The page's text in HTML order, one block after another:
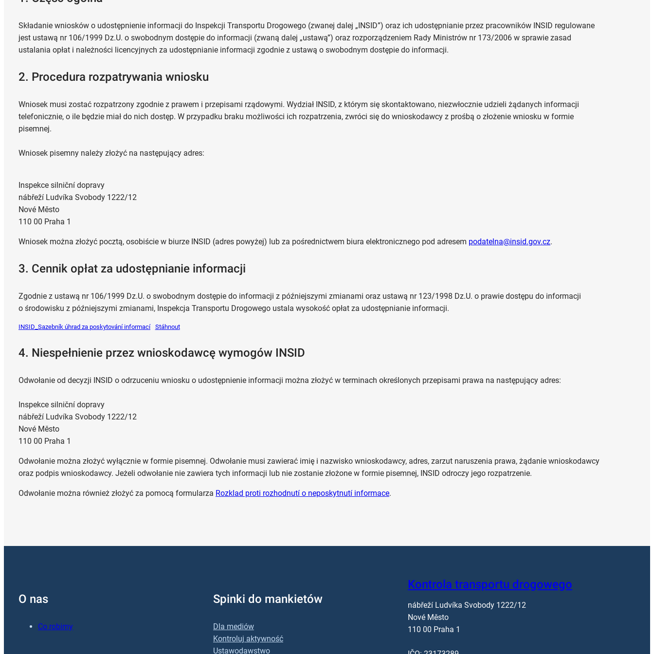
Składanie wniosków o udostępnienie informacji do Inspekcji Transportu Drogowego (zwanej dalej „INSID”) oraz ich udostępnianie przez pracowników INSID regulowane
jest ustawą nr 106/1999 Dz.U. o swobodnym dostępie do informacji (zwaną dalej „ustawą”) oraz rozporządzeniem Rady Ministrów nr 173/2006 w sprawie zasad
ustalania opłat i należności licencyjnych za udostępnianie informacji zgodnie z ustawą o swobodnym dostępie do informacji.
2. Procedura rozpatrywania wniosku
Wniosek musi zostać rozpatrzony zgodnie z prawem i przepisami rządowymi. Wydział INSID, z którym się skontaktowano, niezwłocznie udzieli żądanych informacji
telefonicznie, o ile będzie miał do nich dostęp. W przypadku braku możliwości ich rozpatrzenia, zwróci się do wnioskodawcy z prośbą o złożenie wniosku w formie
pisemnej.
Wniosek pisemny należy złożyć na następujący adres:
Inspekce silniční dopravy
nábřeží Ludvíka Svobody 1222/12
Nové Město
110 00 Praha 1
Wniosek można złożyć pocztą, osobiście w biurze INSID (adres powyżej) lub za pośrednictwem biura elektronicznego pod adresem podatelna@insid.gov.cz.
3. Cennik opłat za udostępnianie informacji
Zgodnie z ustawą nr 106/1999 Dz.U. o swobodnym dostępie do informacji z późniejszymi zmianami oraz ustawą nr 123/1998 Dz.U. o prawie dostępu do informacji
o środowisku z późniejszymi zmianami, Inspekcja Transportu Drogowego ustala wysokość opłat za udostępnianie informacji.
INSID_Sazebník úhrad za poskytování informací Stáhnout
4. Niespełnienie przez wnioskodawcę wymogów INSID
Odwołanie od decyzji INSID o odrzuceniu wniosku o udostępnienie informacji można złożyć w terminach określonych przepisami prawa na następujący adres:
Inspekce silniční dopravy
nábřeží Ludvíka Svobody 1222/12
Nové Město
110 00 Praha 1
Odwołanie można złożyć wyłącznie w formie pisemnej. Odwołanie musi zawierać imię i nazwisko wnioskodawcy, adres, zarzut naruszenia prawa, żądanie wnioskodawcy
oraz podpis wnioskodawcy. Jeżeli odwołanie nie zawiera tych informacji lub nie zostanie złożone w formie pisemnej, INSID odroczy jego rozpatrzenie.
Odwołanie można również złożyć za pomocą formularza Rozklad proti rozhodnutí o neposkytnutí informace.
O nas
Co robimy
Spinki do mankietów
Dla mediów
Kontroluj aktywność
Ustawodawstwo
Kontrola transportu drogowego
nábřeží Ludvíka Svobody 1222/12
Nové Město
110 00 Praha 1